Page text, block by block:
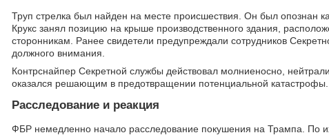
Труп стрелка был найден на месте происшествия. Он был опознан
Крукс занял позицию на крыше производственного здания,
сторонникам. Ранее свидетели предупреждали сотрудников
должного внимания.
Контрснайпер Секретной службы действовал молниеносно,
оказался решающим в предотвращении потенциальной катастрофы.
Расследование и реакция
ФБР немедленно начало расследование покушения на Трампа. По